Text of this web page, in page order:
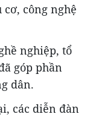
công nghệ
nghiệp, tổ
góp phần
dân.
các diễn đàn